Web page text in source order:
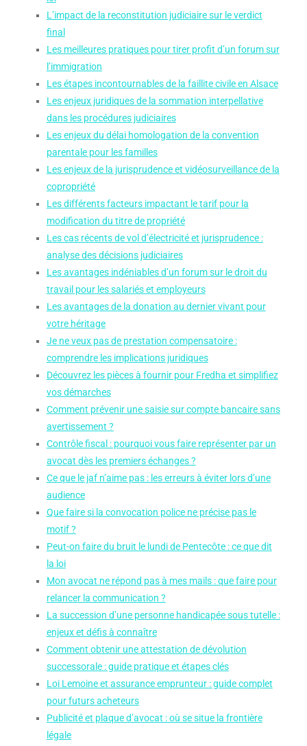
L’impact de la reconstitution judiciaire sur le verdict
final
Les meilleures pratiques pour tirer profit d’un forum sur
l’immigration
Les étapes incontournables de la faillite civile en Alsace
Les enjeux juridiques de la sommation interpellative
dans les procédures judiciaires
Les enjeux du délai homologation de la convention
parentale pour les familles
Les enjeux de la jurisprudence et vidéosurveillance de la
copropriété
Les différents facteurs impactant le tarif pour la
modification du titre de propriété
Les cas récents de vol d’électricité et jurisprudence :
analyse des décisions judiciaires
Les avantages indéniables d’un forum sur le droit du
travail pour les salariés et employeurs
Les avantages de la donation au dernier vivant pour
votre héritage
Je ne veux pas de prestation compensatoire :
comprendre les implications juridiques
Découvrez les pièces à fournir pour Fredha et simplifiez
vos démarches
Comment prévenir une saisie sur compte bancaire sans
avertissement ?
Contrôle fiscal : pourquoi vous faire représenter par un
avocat dès les premiers échanges ?
Ce que le jaf n’aime pas : les erreurs à éviter lors d’une
audience
Que faire si la convocation police ne précise pas le
motif ?
Peut-on faire du bruit le lundi de Pentecôte : ce que dit
la loi
Mon avocat ne répond pas à mes mails : que faire pour
relancer la communication ?
La succession d’une personne handicapée sous tutelle :
enjeux et défis à connaître
Comment obtenir une attestation de dévolution
successorale : guide pratique et étapes clés
Loi Lemoine et assurance emprunteur : guide complet
pour futurs acheteurs
Publicité et plaque d’avocat : où se situe la frontière
légale